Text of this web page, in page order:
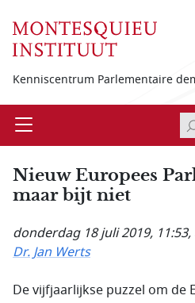
Kenniscentrum Parlementaire
Open
Nieuw Europees
maar bijt niet
donderdag 18 juli 2019, 11:53,
Dr. Jan Werts
De vijfjaarlijkse puzzel om de